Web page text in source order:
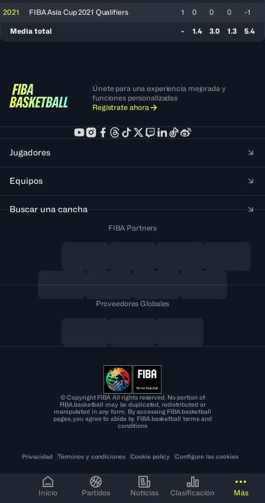
Inicio Partidos Noticias Clasificación Más
2021 FIBA Asia Cup 2021 Qualifiers 1 0 0 0 -1
Media total - 1.4 3.0 1.3 5.4
Únete para una experiencia mejorada y
funciones personalizadas
Regístrate ahora
Jugadores
Equipos
Buscar una cancha
FIBA Partners
Proveedores Globales
© Copyright FIBA All rights reserved. No portion of
FIBA.basketball may be duplicated, redistributed or
manipulated in any form. By accessing FIBA.basketball
pages, you agree to abide by FIBA.basketball terms and
conditions
Privacidad Términos y condiciones Cookie policy Configure las cookies